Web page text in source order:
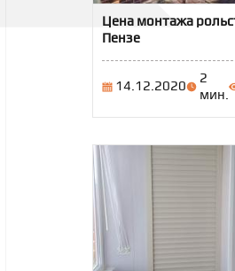
Цена монтажа
Пензе
14.12.2020
2
мин.